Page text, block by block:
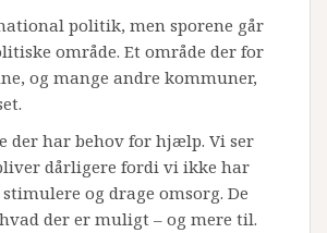
politik, men sporene går
område. Et område der for
og mange andre kommuner,
der har behov for hjælp. Vi ser
dårligere fordi vi ikke har
og drage omsorg. De
der er muligt – og mere til.